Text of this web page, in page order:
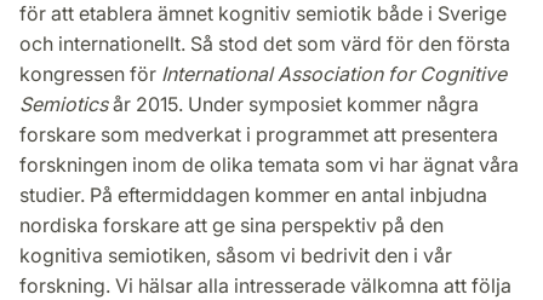
för att etablera ämnet kognitiv semiotik både i Sverige
och internationellt. Så stod det som värd för den första
kongressen för International Association for Cognitive
Semioticsår 2015. Under symposiet kommer några
forskare som medverkat i programmet att presentera
forskningen inom de olika temata som vi har ägnat våra
studier. På eftermiddagen kommer en antal inbjudna
nordiska forskare att ge sina perspektiv på den
kognitiva semiotiken, såsom vi bedrivit den i vår
forskning. Vi hälsar alla intresserade välkomna att följa